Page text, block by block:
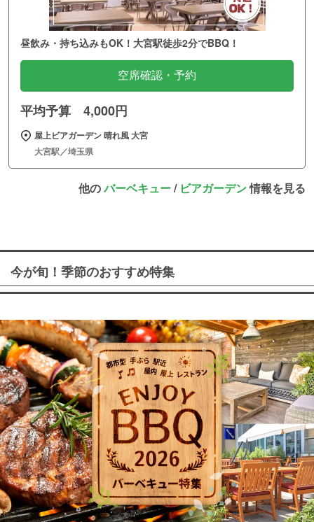
昼飲み・持ち込みもOK！大宮駅徒歩2分でBBQ！
空席確認・予約
平均予算 4,000円
屋上ビアガーデン 晴れ風 大宮
大宮駅／埼玉県
他のバーベキュー/ ビアガーデン情報を見る
今が旬！季節のおすすめ特集